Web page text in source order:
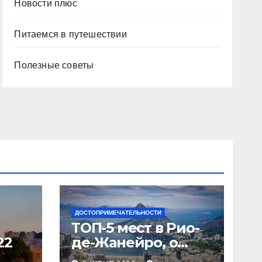
Новости плюс
Питаемся в путешествии
Полезные советы
ДОСТОПРИМЕЧАТЕЛЬНОСТИ
ТОП-5 мест в Рио-
де-Жанейро, о
которых вы не